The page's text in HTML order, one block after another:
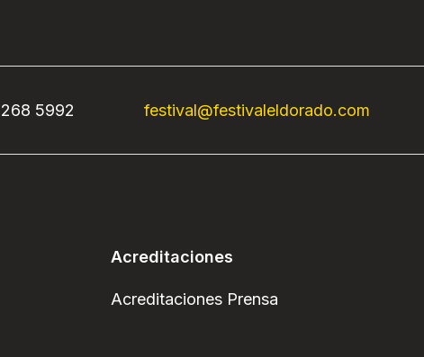
5992 festival@festivaleldorado.com
Acreditaciones
Acreditaciones Prensa